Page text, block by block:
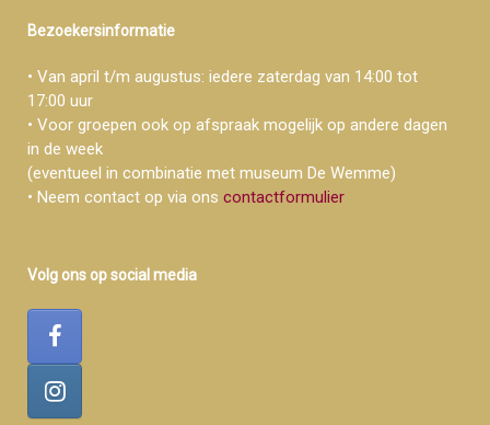
Bezoekersinformatie
• Van april t/m augustus: iedere zaterdag van 14:00 tot
17:00 uur
• Voor groepen ook op afspraak mogelijk op andere dagen
in de week
(eventueel in combinatie met museum De Wemme)
• Neem contact op via ons contactformulier
Volg ons op social media